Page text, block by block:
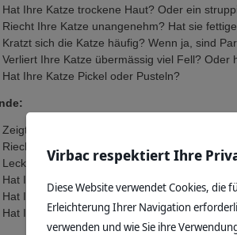
Hat Ihre Katze trockene Haut? Oder ein
Riecht Ihre Katze unangenehm? Hat sie
Kratzt sich die Katze häufig? Wenn ja, sind
Verliert Ihre Katze übermässig viel Fell? Oder
Hat Ihre Katze Pickel oder Pusteln?
Zeigt Ihr Hund Juckreiz? Oder schüttelt er sich
Riecht der Hund unangenehm? Hat er
Leckt er sich häufig und ausdauernd an
Hat Ihr Hund trockene und schuppige Haut?
Hat Ihr Hund ein struppig oder stumpf
Hat Ihr Hund kahle Stellen oder gar Pickel
Virbac respektiert Ihre
Diese Website verwendet Cookies, die
Erleichterung Ihrer Navigation
verwenden und wie Sie ihre